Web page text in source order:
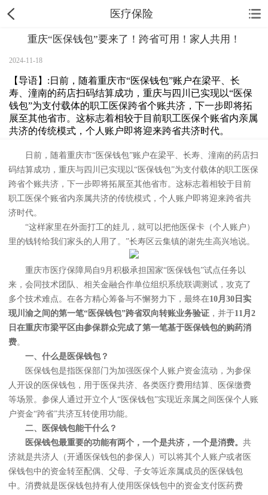
医疗保险
重庆“医保钱包”要来了！跨省可用！家人共用！
2024-11-18
【导语】:日前，随着重庆市“医保钱包”账户在梁平、长
寿、潼南的药店扫码结算成功，重庆与四川已实现以“医保
钱包”为支付载体的职工医保跨省个账共济，下一步即将拓
展至其他省市。这标志着相较于目前职工医保个账省内亲属
共济的传统模式，个人账户即将迎来跨省共济时代。
日前，随着重庆市“医保钱包”账户在梁平、长寿、潼南的药店扫
码结算成功，重庆与四川已实现以“医保钱包”为支付载体的职工医保
跨省个账共济，下一步即将拓展至其他省市。这标志着相较于目前
职工医保个账省内亲属共济的传统模式，个人账户即将迎来跨省共
济时代。
“这样家里在外面打工的娃儿，就可以把他医保卡（个人账户）
里的钱转给我们家头的人用了。”长寿区云集镇的谢先生高兴地说。
重庆市医疗保障局自9月积极承担国家“医保钱包”试点任务以
来，会同技术团队、相关金融合作单位组织系统联调测试，攻克了
多个技术难点。在各方精心筹备与不懈努力下，最终在10月30日实
现川渝之间的第一笔“医保钱包”跨省双向转账业务验证 ，并于11月2
日在重庆市梁平区由参保群众完成了第一笔基于医保钱包的购药消
费。
一、什么是医保钱包？
医保钱包是指医保部门为加强医保个人账户资金流动，为参保
人开设的医保钱包，用于医保共济、各类医疗费用结算、医保缴费
等场景。参保人通过开立个人“医保钱包”实现近亲属之间医保个人账
户资金“跨省”共济互转使用功能。
二、医保钱包能干什么？
医保钱包最重要的功能有两个，一个是共济，一个是消费。 共
济就是共济人（开通医保钱包的参保人）可以将其个人账户或者医
保钱包中的资金转至配偶、父母、子女等近亲属成员的医保钱包
中。消费就是医保钱包持有人使用医保钱包中的资金支付医药费